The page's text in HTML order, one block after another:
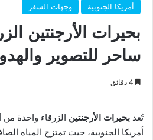
أمريكا الجنوبية وجهات السفر
بحيرات الأرجنتين
ساحر للتصوير
تُعد بحيرات الأرجنتين الزرقاء واحدة
أمريكا الجنوبية، حيث تمتزج المياه